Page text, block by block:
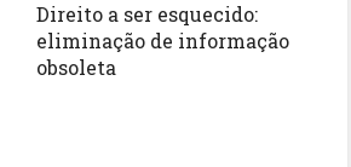
Direito a ser esquecido:
eliminação de informação
obsoleta